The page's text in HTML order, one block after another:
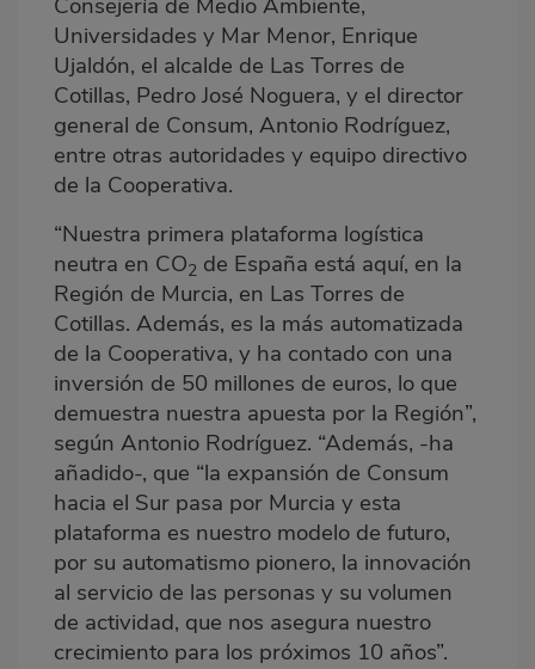
Universidades y Mar Menor, Enrique
Ujaldón, el alcalde de Las Torres de
Cotillas, Pedro José Noguera, y el director
general de Consum, Antonio Rodríguez,
entre otras autoridades y equipo directivo
de la Cooperativa.
“Nuestra primera plataforma logística
neutra en CO2 de España está aquí, en la
Región de Murcia, en Las Torres de
Cotillas. Además, es la más automatizada
de la Cooperativa, y ha contado con una
inversión de 50 millones de euros, lo que
demuestra nuestra apuesta por la Región”,
según Antonio Rodríguez. “Además, -ha
añadido-, que “la expansión de Consum
hacia el Sur pasa por Murcia y esta
plataforma es nuestro modelo de futuro,
por su automatismo pionero, la innovación
al servicio de las personas y su volumen
de actividad, que nos asegura nuestro
crecimiento para los próximos 10 años”.